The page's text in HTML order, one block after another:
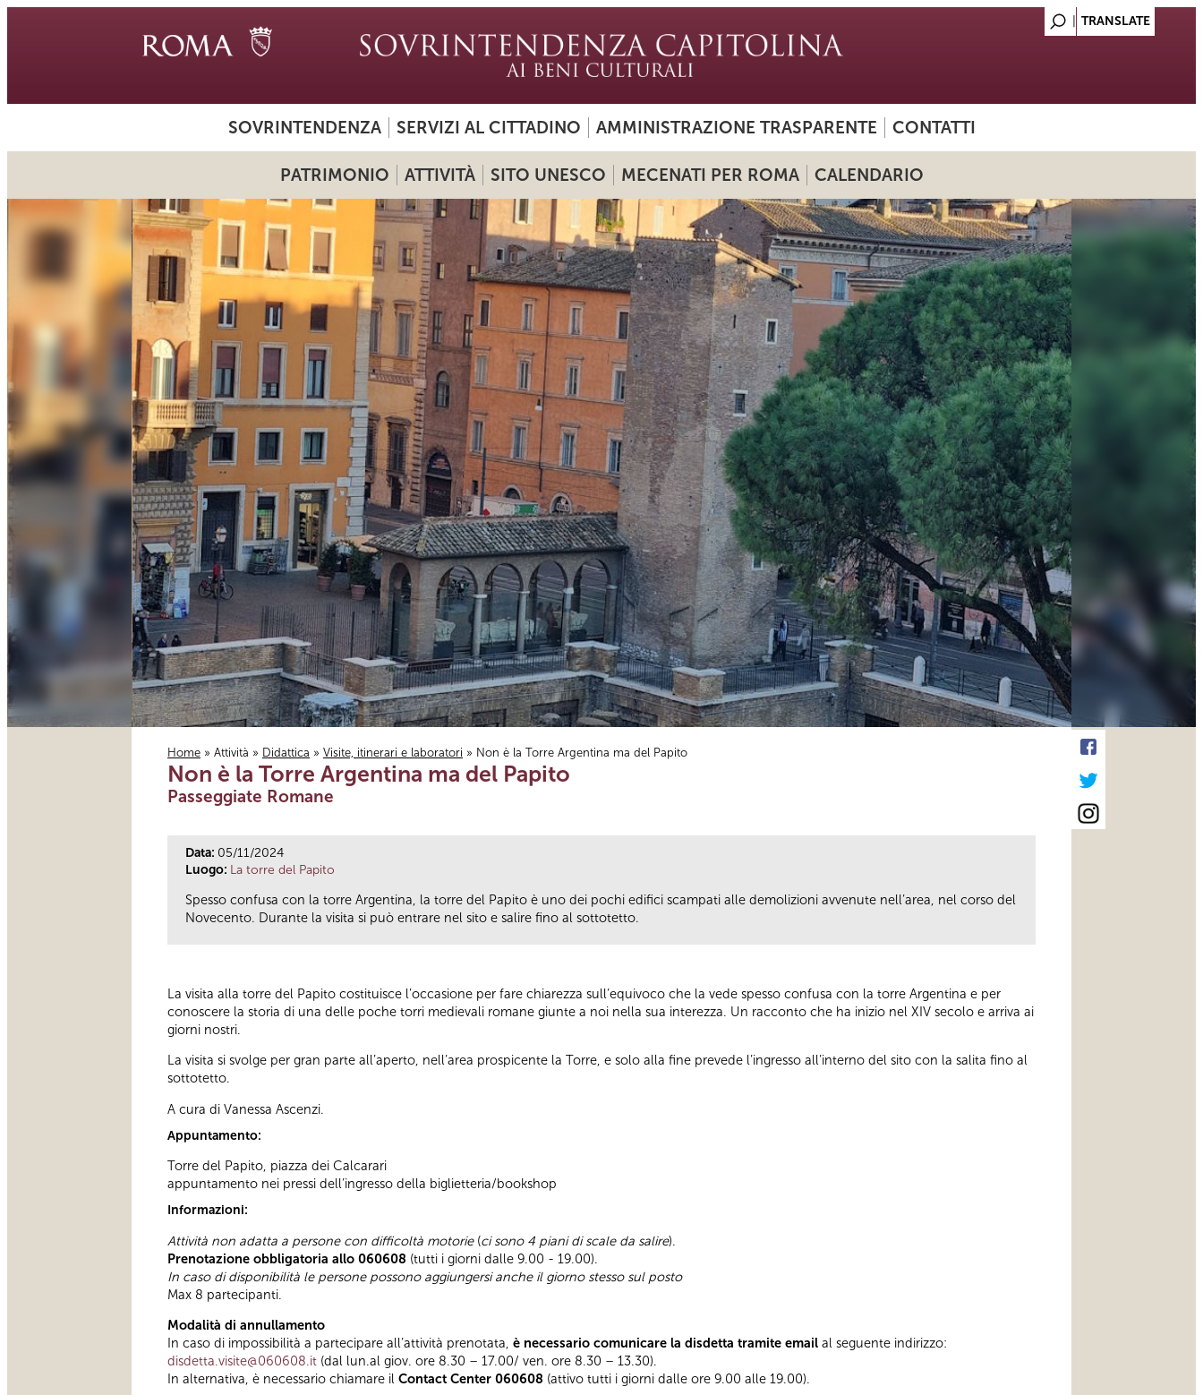
SOVRINTENDENZA SERVIZI AL CITTADINO AMMINISTRAZIONE TRASPARENTE CONTATTI
PATRIMONIO ATTIVITÀ SITO UNESCO MECENATI PER ROMA CALENDARIO
Tu sei qui
Home » Attività » Didattica » Visite, itinerari e laboratori » Non è la Torre Argentina ma del Papito
Non è la Torre Argentina ma del Papito
Passeggiate Romane
Data: 05/11/2024
Luogo: La torre del Papito
Spesso confusa con la torre Argentina, la torre del Papito è uno dei pochi edifici scampati alle demolizioni avvenute nell’area, nel corso del
Novecento. Durante la visita si può entrare nel sito e salire fino al sottotetto.
La visita alla torre del Papito costituisce l’occasione per fare chiarezza sull’equivoco che la vede spesso confusa con la torre Argentina e per
conoscere la storia di una delle poche torri medievali romane giunte a noi nella sua interezza. Un racconto che ha inizio nel XIV secolo e arriva ai
giorni nostri.
La visita si svolge per gran parte all’aperto, nell’area prospicente la Torre, e solo alla fine prevede l’ingresso all’interno del sito con la salita fino al
sottotetto.
A cura di Vanessa Ascenzi.
Appuntamento:
Torre del Papito, piazza dei Calcarari
appuntamento nei pressi dell’ingresso della biglietteria/bookshop
Informazioni:
Attività non adatta a persone con difficoltà motorie(ci sono 4 piani di scale da salire).
Prenotazione obbligatoria allo 060608 (tutti i giorni dalle 9.00 - 19.00).
In caso di disponibilità le persone possono aggiungersi anche il giorno stesso sul posto
Max 8 partecipanti.
Modalità di annullamento
In caso di impossibilità a partecipare all’attività prenotata, è necessario comunicare la disdetta tramite email al seguente indirizzo:
disdetta.visite@060608.it (dal lun.al giov. ore 8.30 – 17.00/ ven. ore 8.30 – 13.30).
In alternativa, è necessario chiamare il Contact Center 060608 (attivo tutti i giorni dalle ore 9.00 alle 19.00).